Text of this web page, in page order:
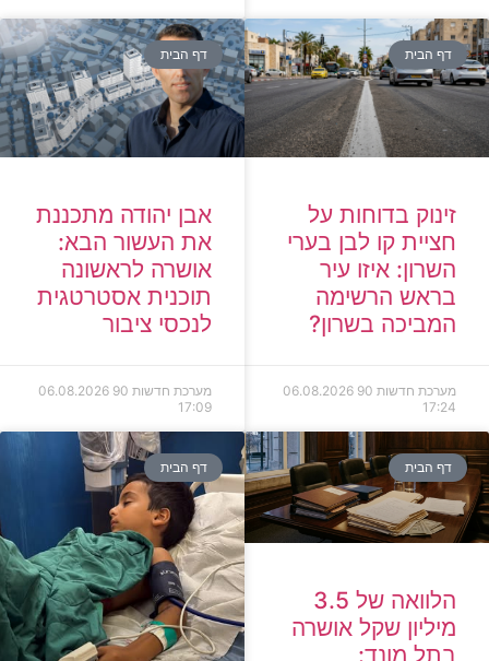
דף הבית
זינוק בדוחות על
חציית קו לבן בערי
השרון: איזו עיר
בראש הרשימה
המביכה בשרון?
מערכת חדשות 90
06.08.2026
17:24
דף הבית
אבן יהודה מתכננת
את העשור הבא:
אושרה לראשונה
תוכנית אסטרטגית
לנכסי ציבור
מערכת חדשות 90
06.08.2026
17:09
דף הבית
הלוואה של 3.5
מיליון שקל אושרה
בתל מונד:
דף הבית